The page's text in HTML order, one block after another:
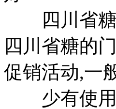
四川省糖
四川省糖的
促销活动,一
少有使用